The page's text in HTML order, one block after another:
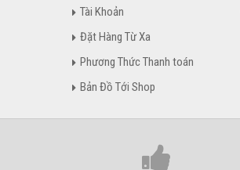
Tài Khoản
Đặt Hàng Từ Xa
Phương Thức Thanh toán
Bản Đồ Tới Shop